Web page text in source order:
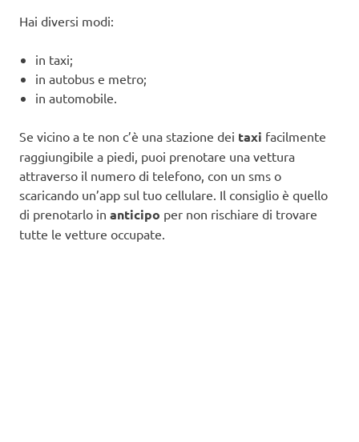
Hai diversi modi:
in taxi;
in autobus e metro;
in automobile.
Se vicino a te non c’è una stazione dei taxi facilmente
raggiungibile a piedi, puoi prenotare una vettura
attraverso il numero di telefono, con un sms o
scaricando un’app sul tuo cellulare. Il consiglio è quello
di prenotarlo in anticipo per non rischiare di trovare
tutte le vetture occupate.